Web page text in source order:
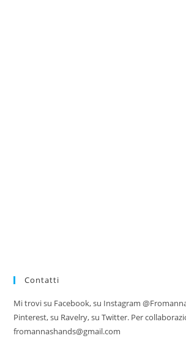
Contatti
Mi trovi su Facebook, su Instagram
Pinterest, su Ravelry, su Twitter. Per
fromannashands@gmail.com